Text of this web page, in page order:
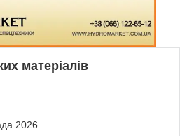
матеріалів
2026